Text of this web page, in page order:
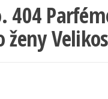
404
ženy